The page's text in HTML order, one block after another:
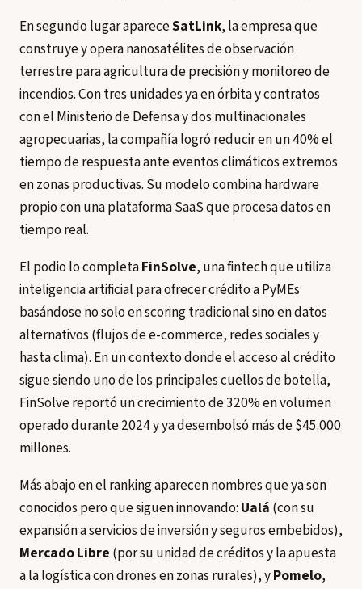
En segundo lugar apareceSatLink, la empresa que
construye y opera nanosatélites de observación
terrestre para agricultura de precisión y monitoreo de
incendios. Con tres unidades ya en órbita y contratos
con el Ministerio de Defensa y dos multinacionales
agropecuarias, la compañía logró reducir en un 40% el
tiempo de respuesta ante eventos climáticos extremos
en zonas productivas. Su modelo combina hardware
propio con una plataforma SaaS que procesa datos en
tiempo real.
El podio lo completaFinSolve, una fintech que utiliza
inteligencia artificial para ofrecer crédito a PyMEs
basándose no solo en scoring tradicional sino en datos
alternativos (flujos de e-commerce, redes sociales y
hasta clima). En un contexto donde el acceso al crédito
sigue siendo uno de los principales cuellos de botella,
FinSolve reportó un crecimiento de 320% en volumen
operado durante 2024 y ya desembolsó más de $45.000
millones.
Más abajo en el ranking aparecen nombres que ya son
conocidos pero que siguen innovando: Ualá (con su
expansión a servicios de inversión y seguros embebidos),
Mercado Libre (por su unidad de créditos y la apuesta
a la logística con drones en zonas rurales), yPomelo,